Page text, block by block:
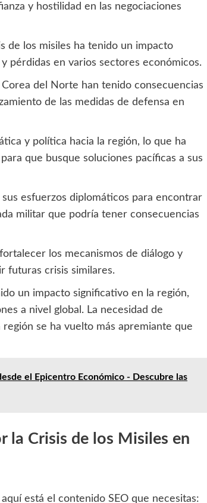
y hostilidad en las negociaciones
de los misiles ha tenido un impacto
pérdidas en varios sectores económicos.
del Norte han tenido consecuencias
de las medidas de defensa en
y política hacia la región, lo que ha
que busque soluciones pacíficas a sus
esfuerzos diplomáticos para encontrar
militar que podría tener consecuencias
los mecanismos de diálogo y
futuras crisis similares.
un impacto significativo en la región,
a nivel global. La necesidad de
se ha vuelto más apremiante que
el Epicentro Económico - Descubre las
la Crisis de los Misiles en
está el contenido SEO que necesitas: